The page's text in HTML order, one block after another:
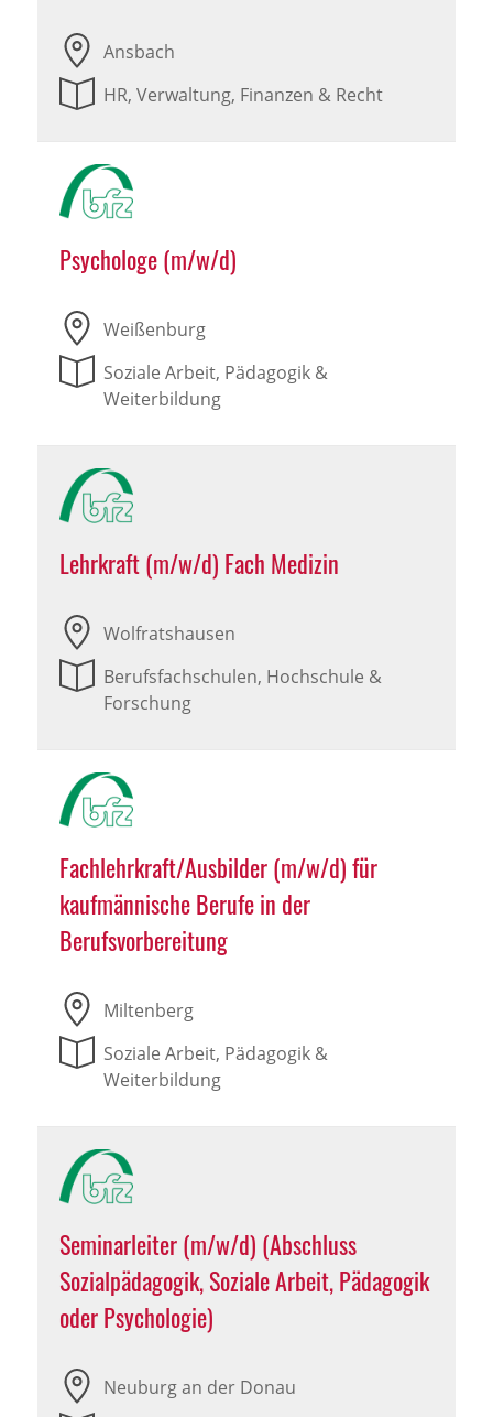
Ansbach
HR, Verwaltung, Finanzen & Recht
Psychologe (m/w/d)
Weißenburg
Soziale Arbeit, Pädagogik &
Weiterbildung
Lehrkraft (m/w/d) Fach Medizin
Wolfratshausen
Berufsfachschulen, Hochschule &
Forschung
Fachlehrkraft/Ausbilder (m/w/d) für
kaufmännische Berufe in der
Berufsvorbereitung
Miltenberg
Soziale Arbeit, Pädagogik &
Weiterbildung
Seminarleiter (m/w/d) (Abschluss
Sozialpädagogik, Soziale Arbeit, Pädagogik
oder Psychologie)
Neuburg an der Donau